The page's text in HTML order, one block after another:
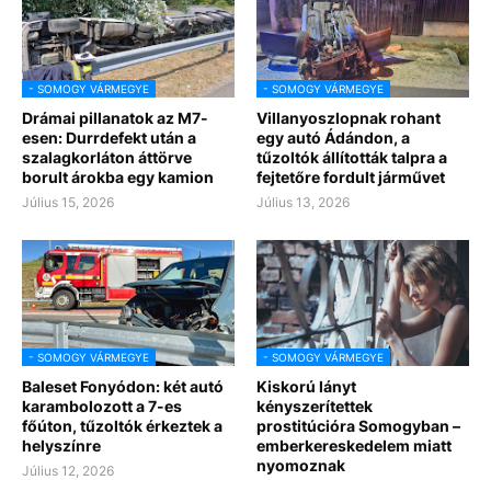
- SOMOGY VÁRMEGYE
Drámai pillanatok az M7-
esen: Durrdefekt után a
szalagkorláton áttörve
borult árokba egy kamion
Július 15, 2026
- SOMOGY VÁRMEGYE
Villanyoszlopnak rohant
egy autó Ádándon, a
tűzoltók állították talpra a
fejtetőre fordult járművet
Július 13, 2026
- SOMOGY VÁRMEGYE
Baleset Fonyódon: két autó
karambolozott a 7-es
főúton, tűzoltók érkeztek a
helyszínre
Július 12, 2026
- SOMOGY VÁRMEGYE
Kiskorú lányt
kényszerítettek
prostitúcióra Somogyban –
emberkereskedelem miatt
nyomoznak